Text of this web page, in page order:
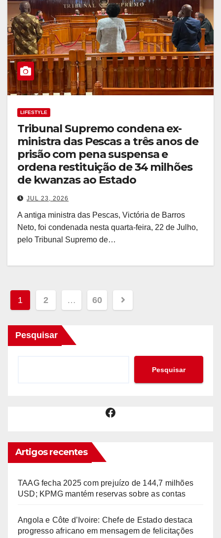
LIFESTYLE
Tribunal Supremo condena ex-
ministra das Pescas a três anos de
prisão com pena suspensa e
ordena restituição de 34 milhões
de kwanzas ao Estado
JUL 23, 2026
A antiga ministra das Pescas, Victória de Barros
Neto, foi condenada nesta quarta-feira, 22 de Julho,
pelo Tribunal Supremo de…
Paginação
dos
conteúdos
1 2 … 60
Pesquisar
Pesquisar
Facebook
Artigos recentes
TAAG fecha 2025 com prejuízo de 144,7 milhões
USD; KPMG mantém reservas sobre as contas
Angola e Côte d’Ivoire: Chefe de Estado destaca
progresso africano em mensagem de felicitações